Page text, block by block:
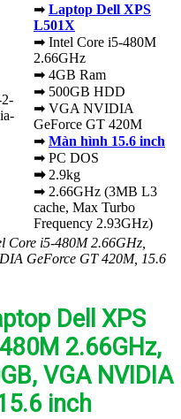
➡ Laptop Dell XPS
L501X
➡ Intel Core i5-480M
2.66GHz
➡ 4GB Ram
➡ 500GB HDD
➡ VGA NVIDIA
GeForce GT 420M
➡ Màn hình 15.6 inch
➡ PC DOS
➡2.9kg
➡ 2.66GHz (3MB L3
cache, Max Turbo
Frequency 2.93GHz)
Core i5-480M 2.66GHz,
GeForce GT 420M, 15.6
Dell XPS
2.66GHz,
VGA NVIDIA
inch